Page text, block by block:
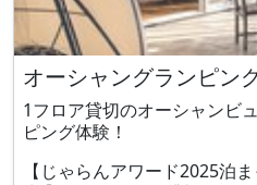
オーシャングランピン
1フロア貸切のオーシャンビ
ピング体験！
【じゃらんアワード2025泊